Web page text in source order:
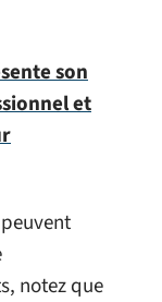
son
et
notez que